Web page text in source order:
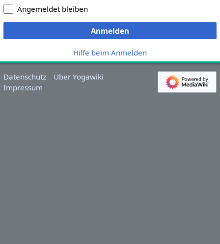
Angemeldet bleiben
Anmelden
Hilfe beim Anmelden
Datenschutz
Über Yogawiki
Impressum